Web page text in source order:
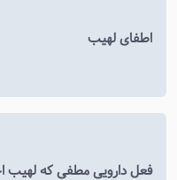
اطفای لهیب
فعل دارویی مطفی که لهیب